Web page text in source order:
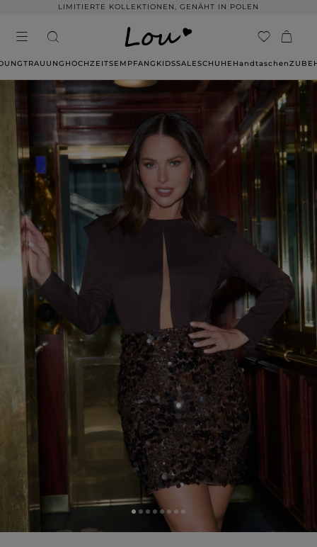
LIMITIERTE KOLLEKTIONEN, GENÄHT IN POLEN
TRAUUNG HOCHZEITSEMPFANG KIDSSALESCHUHE Handtaschen